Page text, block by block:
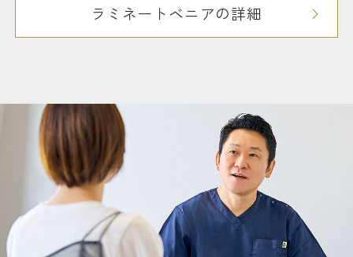
ラミネートベニアの詳細